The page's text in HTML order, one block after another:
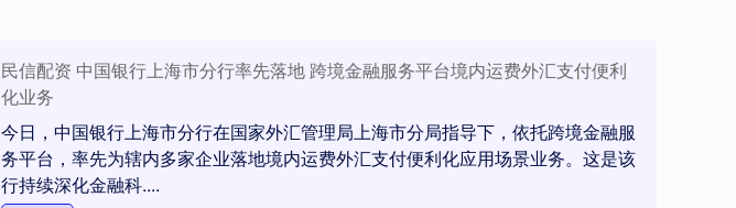
民信配资 中国银行上海市分行率先落地 跨境金融服务平台境内运费外汇支付便利
化业务
今日，中国银行上海市分行在国家外汇管理局上海市分局指导下，依托跨境金融服
务平台，率先为辖内多家企业落地境内运费外汇支付便利化应用场景业务。这是该
行持续深化金融科....